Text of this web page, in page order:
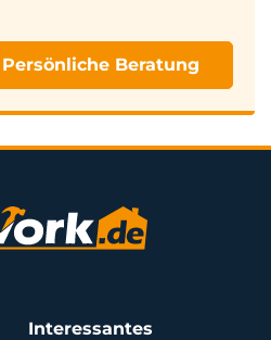
Persönliche Beratung
Interessantes